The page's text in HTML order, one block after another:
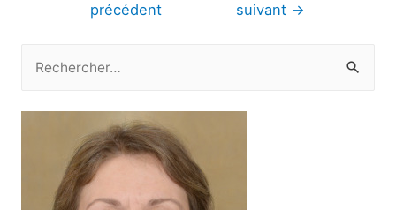
précédent suivant →
c